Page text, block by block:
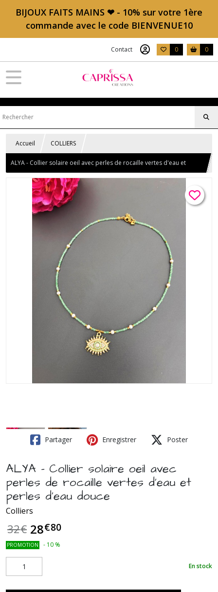
BIJOUX FAITS MAINS ❤ - 10% sur votre 1ère
commande avec le code BIENVENUE10
Contact 0 0
Accueil COLLIERS
ALYA - Collier solaire oeil avec perles de rocaille vertes d'eau et
perles d'eau douce
Partager Enregistrer Poster
ALYA - Collier solaire oeil avec
perles de rocaille vertes d'eau et
perles d'eau douce
Colliers
32€ 28€80
PROMOTION - 10 %
En stock